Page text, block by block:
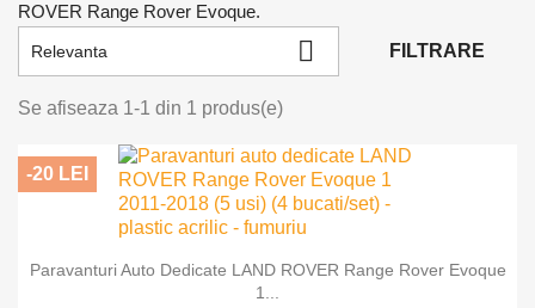
ROVER Range Rover Evoque.
Relevanta  FILTRARE
Se afiseaza 1-1 din 1 produs(e)
Paravanturi Auto Dedicate LAND ROVER Range Rover Evoque
1...
-20 LEI